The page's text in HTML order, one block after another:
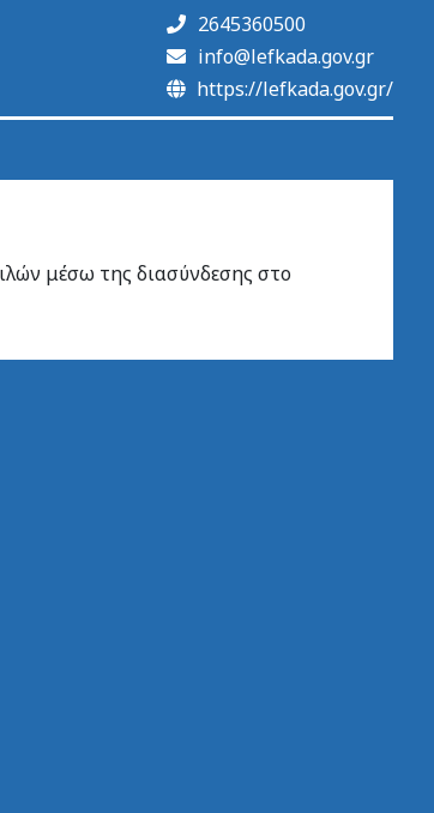
2645360500
info@lefkada.gov.gr
https://lefkada.gov.gr/
μέσω της διασύνδεσης στο